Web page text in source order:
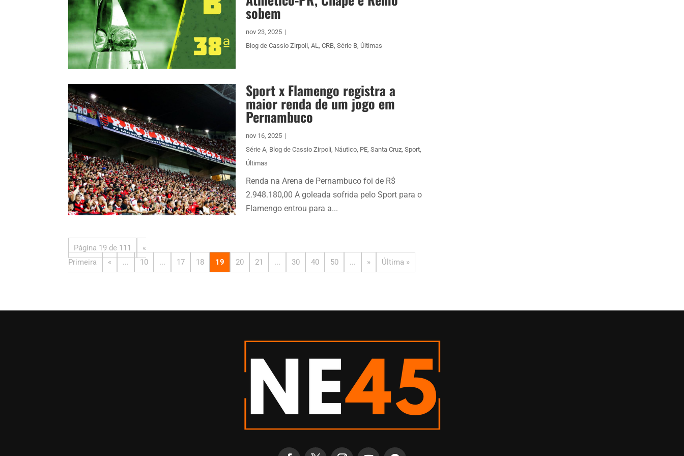
sobem
nov 23, 2025 |
Blog de Cassio Zirpoli, AL, CRB, Série B, Últimas
Sport x Flamengo registra a
maior renda de um jogo em
Pernambuco
nov 16, 2025 |
Série A, Blog de Cassio Zirpoli, Náutico, PE, Santa Cruz, Sport,
Últimas
Renda na Arena de Pernambuco foi de R$
2.948.180,00 A goleada sofrida pelo Sport para o
Flamengo entrou para a...
Página 19 de 111
«
Primeira
« ... 10 ... 17 18 19 20 21 ... 30 40 50 ... » Última »